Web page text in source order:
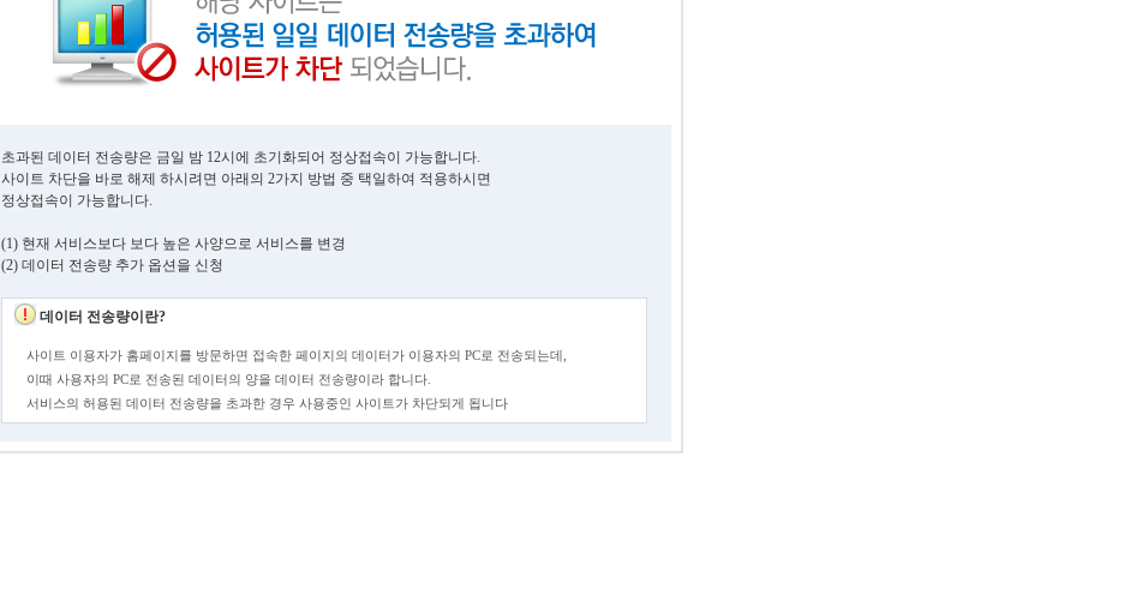
초과된 데이터 전송량은 금일 밤 12시에 초기화되어 정상접속이 가능합니다.
사이트 차단을 바로 해제 하시려면 아래의 2가지 방법 중 택일하여 적용하시면
정상접속이 가능합니다.
(1) 현재 서비스보다 보다 높은 사양으로 서비스를 변경
(2) 데이터 전송량 추가 옵션을 신청
데이터 전송량이란?
사이트 이용자가 홈페이지를 방문하면 접속한 페이지의 데이터가 이용자의 PC로 전송되는데,
이때 사용자의 PC로 전송된 데이터의 양을 데이터 전송량이라 합니다.
서비스의 허용된 데이터 전송량을 초과한 경우 사용중인 사이트가 차단되게 됩니다